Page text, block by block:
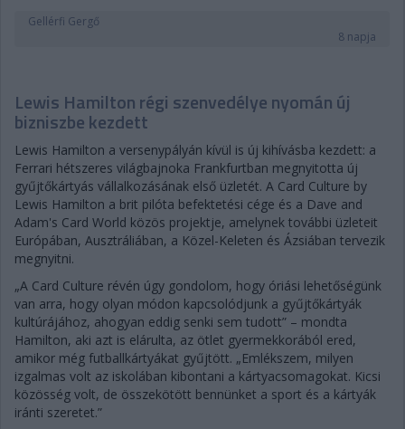
Gellérfi Gergő
8 napja
Lewis Hamilton régi szenvedélye nyomán új
bizniszbe kezdett
Lewis Hamilton a versenypályán kívül is új kihívásba kezdett: a
Ferrari hétszeres világbajnoka Frankfurtban megnyitotta új
gyűjtőkártyás vállalkozásának első üzletét. A Card Culture by
Lewis Hamilton a brit pilóta befektetési cége és a Dave and
Adam's Card World közös projektje, amelynek további üzleteit
Európában, Ausztráliában, a Közel-Keleten és Ázsiában tervezik
megnyitni.
„A Card Culture révén úgy gondolom, hogy óriási lehetőségünk
van arra, hogy olyan módon kapcsolódjunk a gyűjtőkártyák
kultúrájához, ahogyan eddig senki sem tudott” – mondta
Hamilton, aki azt is elárulta, az ötlet gyermekkorából ered,
amikor még futballkártyákat gyűjtött. „Emlékszem, milyen
izgalmas volt az iskolában kibontani a kártyacsomagokat. Kicsi
közösség volt, de összekötött bennünket a sport és a kártyák
iránti szeretet.”